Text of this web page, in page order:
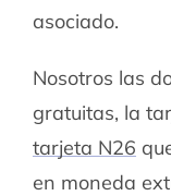
asociado.
Nosotros las
gratuitas, la
tarjeta N26
en moneda